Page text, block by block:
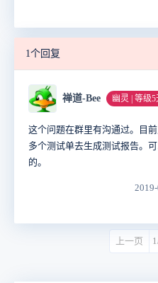
1个回复
禅道-Bee 幽灵 | 等级
这个问题在群里有沟通过。目
多个测试单去生成测试报告。
的。
上一页